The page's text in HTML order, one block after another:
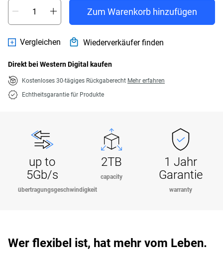
Zum Warenkorb hinzufügen
Vergleichen Wiederverkäufer finden
Direkt bei Western Digital kaufen
Kostenloses 30-tägiges Rückgaberecht Mehr erfahren
Echtheitsgarantie für Produkte
up to
5Gb/s
übertragungsgeschwindigkeit
2TB
capacity
1 Jahr
Garantie
warranty
Wer flexibel ist, hat mehr vom Leben.